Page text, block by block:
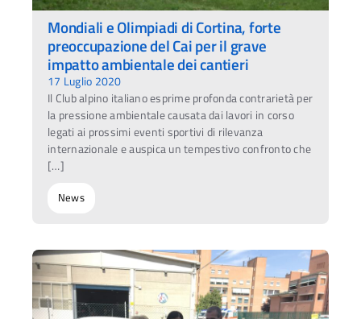
Mondiali e Olimpiadi di Cortina, forte
preoccupazione del Cai per il grave
impatto ambientale dei cantieri
17 Luglio 2020
Il Club alpino italiano esprime profonda contrarietà per
la pressione ambientale causata dai lavori in corso
legati ai prossimi eventi sportivi di rilevanza
internazionale e auspica un tempestivo confronto che
[…]
News